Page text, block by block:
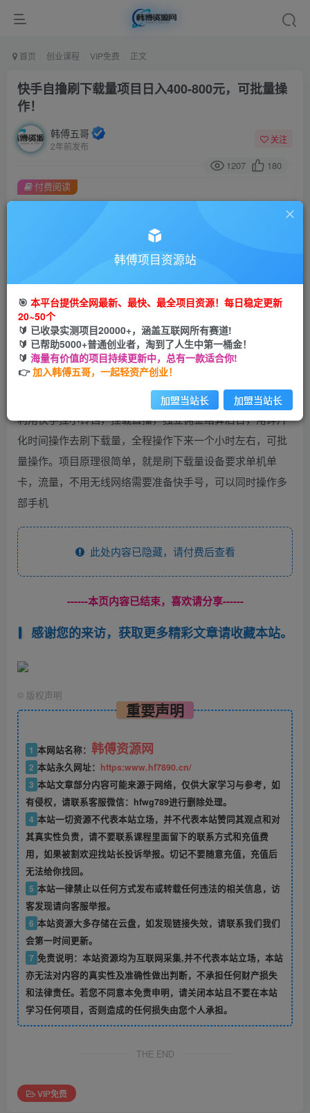
首页 创业课程 VIP免费 正文
快手自撸刷下载量项目日入400-800元，可批量操
作！
韩傅五哥
2年前发布
关注
1207 180
金币9.9金币99
立即购买
您当前未登录！建议登陆后购买，可保存购买订单
付费阅读
利用快手挂小铃铛，挂载直播，独立佣金结算后台，用碎片
化时间操作去刷下载量，全程操作下来一个小时左右，可批
量操作。项目原理很简单，就是刷下载量设备要求单机单
卡，流量，不用无线网络需要准备快手号，可以同时操作多
部手机
此处内容已隐藏，请付费后查看
------本页内容已结束，喜欢请分享------
感谢您的来访，获取更多精彩文章请收藏本站。
© 版权声明
重要声明
1 本网站名称： 韩傅资源网
2 本站永久网址： https:www.hf7890.cn/
3 本站文章部分内容可能来源于网络，仅供大家学习与参考，如
有侵权，请联系客服微信：hfwg789进行删除处理。
4 本站一切资源不代表本站立场，并不代表本站赞同其观点和对
其真实性负责，请不要联系课程里面留下的联系方式和充值费
用，如果被割欢迎找站长投诉举报。切记不要随意充值，充值后
无法给你找回。
5 本站一律禁止以任何方式发布或转载任何违法的相关信息，访
客发现请向客服举报。
6 本站资源大多存储在云盘，如发现链接失效，请联系我们我们
会第一时间更新。
7 免责说明：本站资源均为互联网采集,并不代表本站立场，本站
亦无法对内容的真实性及准确性做出判断，不承担任何财产损失
和法律责任。若您不同意本免责申明，请关闭本站且不要在本站
学习任何项目，否则造成的任何损失由您个人承担。
THE END
VIP免费
韩傅项目资源站
🎯 本平台提供全网最新、最快、最全项目资源！每日稳定更新
20~50个
🔰 已收录实测项目20000+，涵盖互联网所有赛道!
🔰 已帮助5000+普通创业者，淘到了人生中第一桶金！
🔰 海量有价值的项目持续更新中，总有一款适合你!
👉加入韩傅五哥，一起轻资产创业！
加盟当站长 加盟当站长